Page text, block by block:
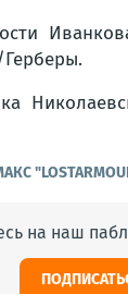
на наш